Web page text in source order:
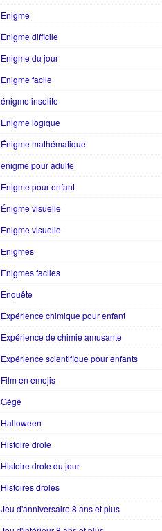
Enigme
Enigme difficile
Enigme du jour
Enigme facile
énigme insolite
Enigme logique
Énigme mathématique
enigme pour adulte
Enigme pour enfant
Énigme visuelle
Enigme visuelle
Enigmes
Enigmes faciles
Enquête
Expérience chimique pour enfant
Expérience de chimie amusante
Expérience scientifique pour enfants
Film en emojis
Gégé
Halloween
Histoire drole
Histoire drole du jour
Histoires droles
Jeu d'anniversaire 8 ans et plus